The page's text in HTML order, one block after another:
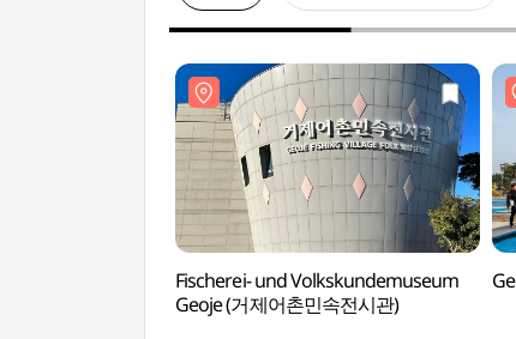
Fischerei- und Volkskundemuseum
Geoje (거제어촌민속전시관)